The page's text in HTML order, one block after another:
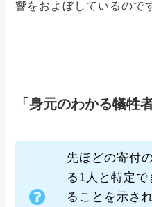
響をおよぼしているので
「身元のわかる犠牲
先ほどの寄付
る1人と特定
ることを示さ